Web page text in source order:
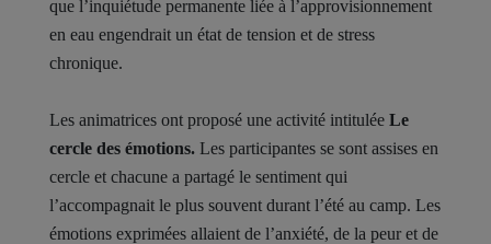
que l’inquiétude permanente liée à l’approvisionnement
en eau engendrait un état de tension et de stress
chronique.
Les animatrices ont proposé une activité intitulée Le
cercle des émotions. Les participantes se sont assises en
cercle et chacune a partagé le sentiment qui
l’accompagnait le plus souvent durant l’été au camp. Les
émotions exprimées allaient de l’anxiété, de la peur et de